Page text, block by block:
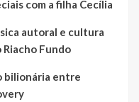
com a filha Cecília
autoral e cultura
Fundo
bilionária entre